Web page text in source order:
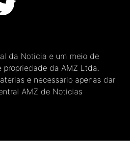
da Noticia e um meio de
da AMZ Ltda.
e necessario apenas dar
AMZ de Noticias